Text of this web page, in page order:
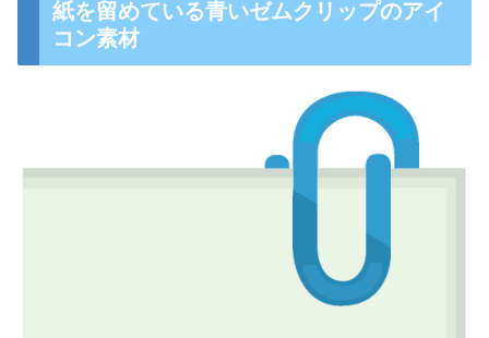
紙を留めている青いゼムクリップのアイ
コン素材